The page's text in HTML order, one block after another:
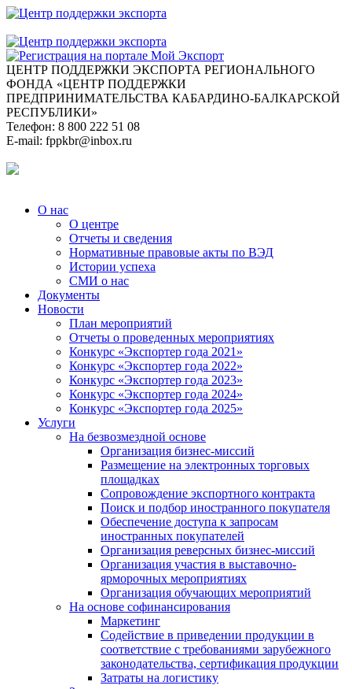
ЦЕНТР ПОДДЕРЖКИ ЭКСПОРТА РЕГИОНАЛЬНОГО
ФОНДА «ЦЕНТР ПОДДЕРЖКИ
ПРЕДПРИНИМАТЕЛЬСТВА КАБАРДИНО-БАЛКАРСКОЙ
РЕСПУБЛИКИ»
Телефон: 8 800 222 51 08
E-mail: fppkbr@inbox.ru
О нас
О центре
Отчеты и сведения
Нормативные правовые акты по ВЭД
Истории успеха
СМИ о нас
Документы
Новости
План мероприятий
Отчеты о проведенных мероприятиях
Конкурс «Экспортер года 2021»
Конкурс «Экспортер года 2022»
Конкурс «Экспортер года 2023»
Конкурс «Экспортер года 2024»
Конкурс «Экспортер года 2025»
Услуги
На безвозмездной основе
Организация бизнес-миссий
Размещение на электронных торговых
площадках
Сопровождение экспортного контракта
Поиск и подбор иностранного покупателя
Обеспечение доступа к запросам
иностранных покупателей
Организация реверсных бизнес-миссий
Организация участия в выставочно-
ярморочных мероприятиях
Организация обучающих мероприятий
На основе софинансирования
Маркетинг
Содействие в приведении продукции в
соответствие с требованиями зарубежного
законодательства, сертификация продукции
Затраты на логистику